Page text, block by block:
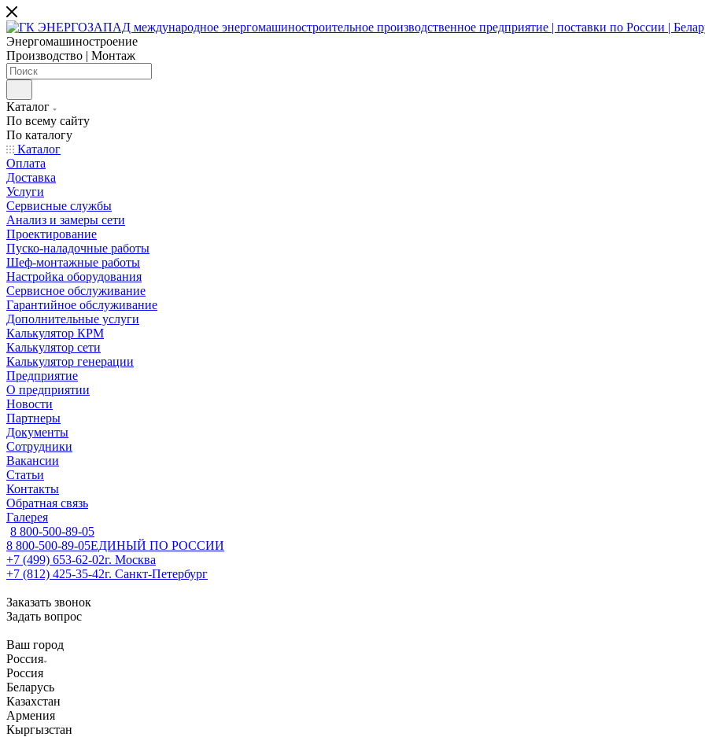
Энергомашиностроение
Производство | Монтаж
Каталог
По всему сайту
По каталогу
Каталог
Оплата
Доставка
Услуги
Сервисные службы
Анализ и замеры сети
Проектирование
Пуско-наладочные работы
Шеф-монтажные работы
Настройка оборудования
Сервисное обслуживание
Гарантийное обслуживание
Дополнительные услуги
Калькулятор КРМ
Калькулятор сети
Калькулятор генерации
Предприятие
О предприятии
Новости
Партнеры
Документы
Сотрудники
Вакансии
Статьи
Контакты
Обратная связь
Галерея
8 800-500-89-05
8 800-500-89-05ЕДИНЫЙ ПО РОССИИ
+7 (499) 653-62-02г. Москва
+7 (812) 425-35-42г. Санкт-Петербург
Заказать звонок
Задать вопрос
Ваш город
Россия
Россия
Беларусь
Казахстан
Армения
Кыргызстан